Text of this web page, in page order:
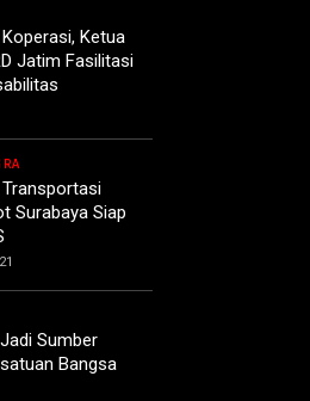
Ketua
Jatim Fasilitasi
Surabaya Siap
Sumber
Bangsa